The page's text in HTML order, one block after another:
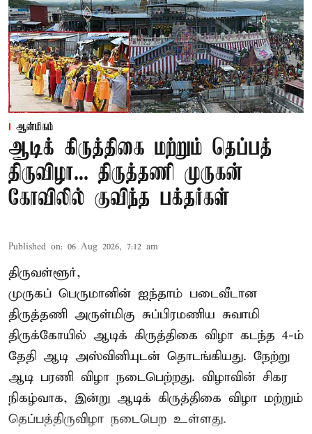
ஆன்மிகம்
ஆடிக் கிருத்திகை மற்றும் தெப்பத்
திருவிழா... திருத்தணி முருகன்
கோவிலில் குவிந்த பக்தர்கள்
Published on: 06 Aug 2026, 7:12 am
திருவள்ளூர்,
முருகப் பெருமானின் ஐந்தாம் படைவீடான
திருத்தணி அருள்மிகு சுப்பிரமணிய சுவாமி
திருக்கோயில் ஆடிக் கிருத்திகை விழா கடந்த 4-ம்
தேதி ஆடி அஸ்வினியுடன் தொடங்கியது. நேற்று
ஆடி பரணி விழா நடைபெற்றது. விழாவின் சிகர
நிகழ்வாக, இன்று ஆடிக் கிருத்திகை விழா மற்றும்
தெப்பத்திருவிழா நடைபெற உள்ளது.